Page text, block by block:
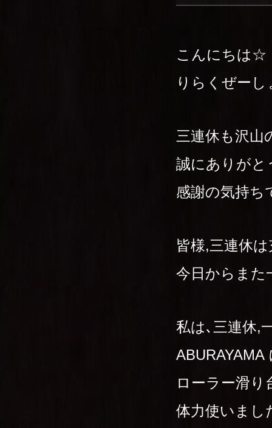
こんにちは☆
りらくぜー
三連休も沢山
誠にありがと
感謝の気持ち
皆様,三連休
今日からまた
私は､三連休,
ローラー滑り
体力使いまし